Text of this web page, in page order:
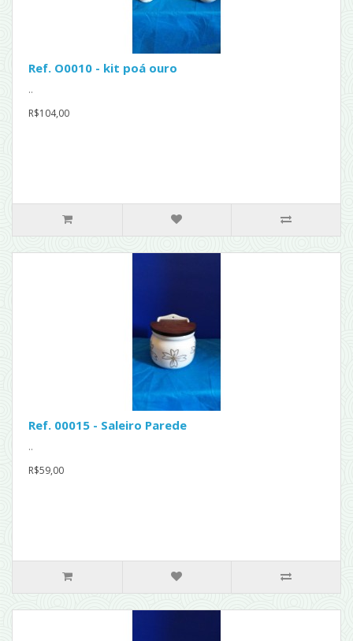
Ref. O0010 - kit poá ouro
..
R$104,00
Ref. 00015 - Saleiro Parede
..
R$59,00